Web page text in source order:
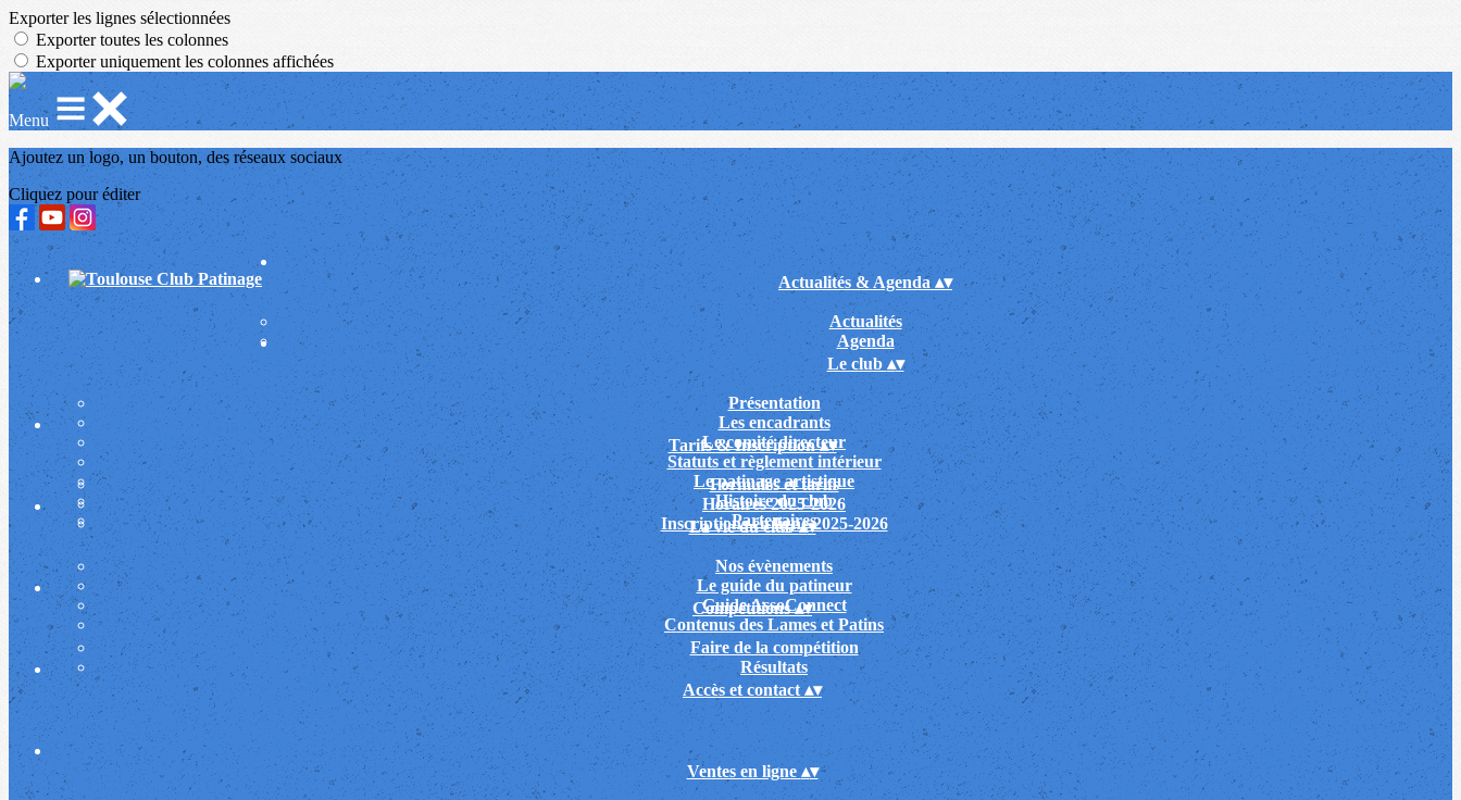
Exporter les lignes sélectionnées
Exporter toutes les colonnes
Exporter uniquement les colonnes affichées
Menu
Ajoutez un logo, un bouton, des réseaux sociaux
Cliquez pour éditer
Actualités & Agenda▴▾
Actualités
Agenda
Le club ▴▾
Présentation
Les encadrants
Le comité directeur
Statuts et règlement intérieur
Le patinage artistique
Histoire du club
Partenaires
Tarifs & Inscription▴▾
Formules et tarifs
Horaires 2025-2026
Inscriptions en ligne 2025-2026
La vie du club▴▾
Nos évènements
Le guide du patineur
Guide AssoConnect
Contenus des Lames et Patins
Compétitions▴▾
Faire de la compétition
Résultats
Accès et contact▴▾
Ventes en ligne▴▾